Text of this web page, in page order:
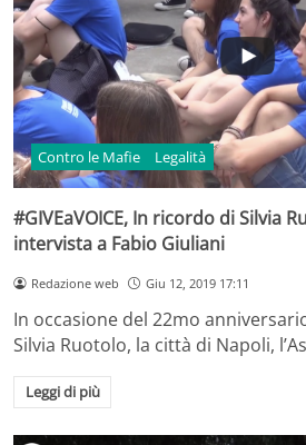
Contro le Mafie Legalità
#GIVEaVOICE, In ricordo di Silvia
intervista a Fabio Giuliani
Redazione web Giu 12, 2019 17:11
In occasione del 22mo
Silvia Ruotolo, la città di Napoli,
Leggi di più